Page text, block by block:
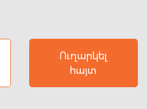
Ուղարկել
հայտ